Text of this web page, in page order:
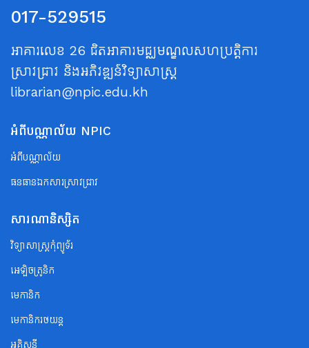
017-529515
អាគារលេខ 26 ជិតអាគារមជ្ឈមណ្ឌលសហប្រត្តិការ
ស្រាវជ្រាវ និងអភិវឌ្ឍន៍វិទ្យាសាស្ត្រ
librarian@npic.edu.kh
អំពីបណ្ណាល័យ NPIC
អំពីបណ្ណាល័យ
ធនធានឯកសារស្រាវជ្រាវ
សារណានិស្សិត
វិទ្យាសាស្ត្រកុំព្យូទ័រ
អេឡិចត្រូនិក
មេកានិក
មេកានិករថយន្ត
អគ្គិសនី